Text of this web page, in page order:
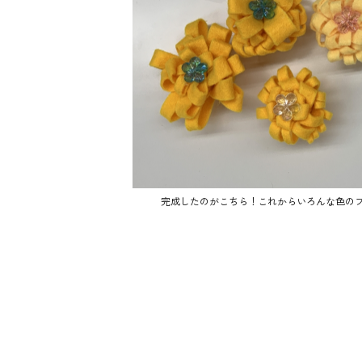
完成したのがこちら！これからいろんな色